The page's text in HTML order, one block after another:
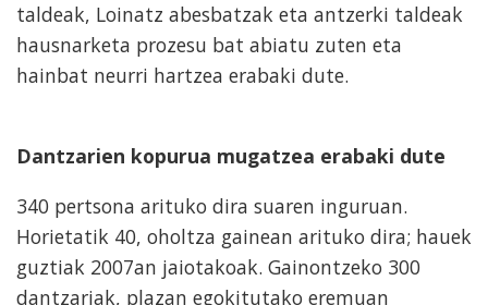
taldeak, Loinatz abesbatzak eta antzerki taldeak
hausnarketa prozesu bat abiatu zuten eta
hainbat neurri hartzea erabaki dute.
Dantzarien kopurua mugatzea erabaki dute
340 pertsona arituko dira suaren inguruan.
Horietatik 40, oholtza gainean arituko dira; hauek
guztiak 2007an jaiotakoak. Gainontzeko 300
dantzariak, plazan egokitutako eremuan